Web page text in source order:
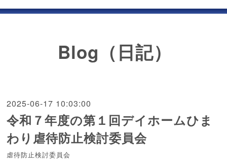
Blog（日記）
2025-06-17 10:03:00
令和７年度の第１回デイホームひま
わり虐待防止検討委員会
虐待防止検討委員会